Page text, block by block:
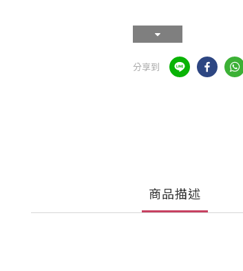
分享到
商品描述